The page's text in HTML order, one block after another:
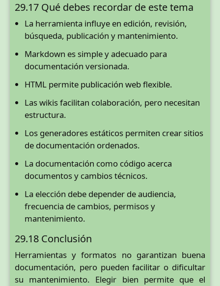
29.17 Qué debes recordar de este tema
La herramienta influye en edición, revisión,
búsqueda, publicación y mantenimiento.
Markdown es simple y adecuado para
documentación versionada.
HTML permite publicación web flexible.
Las wikis facilitan colaboración, pero necesitan
estructura.
Los generadores estáticos permiten crear sitios
de documentación ordenados.
La documentación como código acerca
documentos y cambios técnicos.
La elección debe depender de audiencia,
frecuencia de cambios, permisos y
mantenimiento.
29.18 Conclusión
Herramientas y formatos no garantizan buena
documentación, pero pueden facilitar o dificultar
su mantenimiento. Elegir bien permite que el